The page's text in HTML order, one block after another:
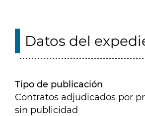
Datos del
Tipo de publicación
Contratos adjudicados por
sin publicidad